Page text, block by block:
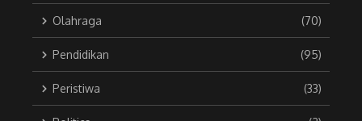
Olahraga (70)
Pendidikan (95)
Peristiwa (33)